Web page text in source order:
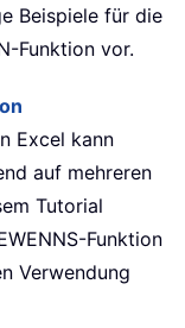
Beispiele für die
Funktion vor.
Excel kann
auf mehreren
Tutorial
Funktion
Verwendung